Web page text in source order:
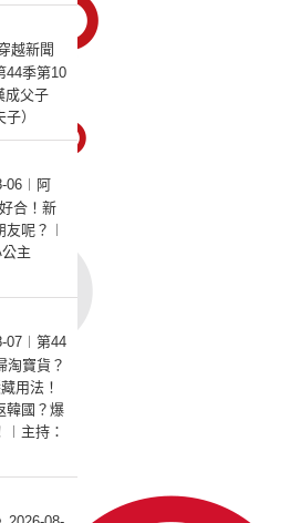
越新聞
44季第10
成父子
）
06︱阿
合！新
呢？︱
主
07︱第44
淘寶貨？
用法！
韓國？爆
主持：